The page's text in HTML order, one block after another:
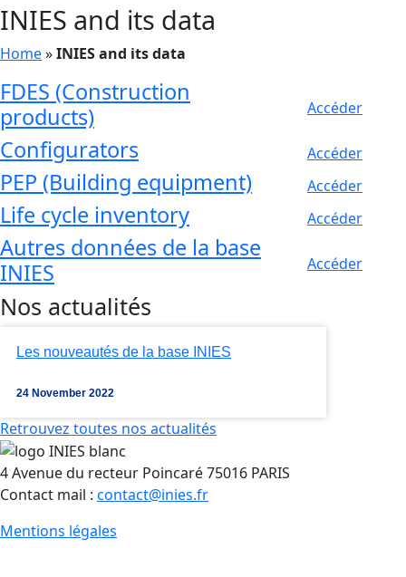
INIES and its data
Home»INIES and its data
FDES (Construction
products)
Accéder
Configurators Accéder
PEP (Building equipment) Accéder
Life cycle inventory Accéder
Autres données de la base
INIES
Accéder
Nos actualités
Les nouveautés de la base INIES
24 November 2022
Retrouvez toutes nos actualités
4 Avenue du recteur Poincaré 75016 PARIS
Contact mail : contact@inies.fr
Mentions légales